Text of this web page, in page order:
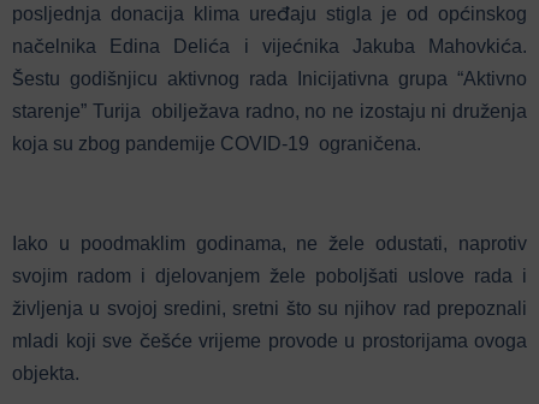
posljednja donacija klima uređaju stigla je od općinskog
načelnika Edina Delića i vijećnika Jakuba Mahovkića.
Šestu godišnjicu aktivnog rada Inicijativna grupa “Aktivno
starenje” Turija obilježava radno, no ne izostaju ni druženja
koja su zbog pandemije COVID-19 ograničena.
Iako u poodmaklim godinama, ne žele odustati, naprotiv
svojim radom i djelovanjem žele poboljšati uslove rada i
življenja u svojoj sredini, sretni što su njihov rad prepoznali
mladi koji sve češće vrijeme provode u prostorijama ovoga
objekta.